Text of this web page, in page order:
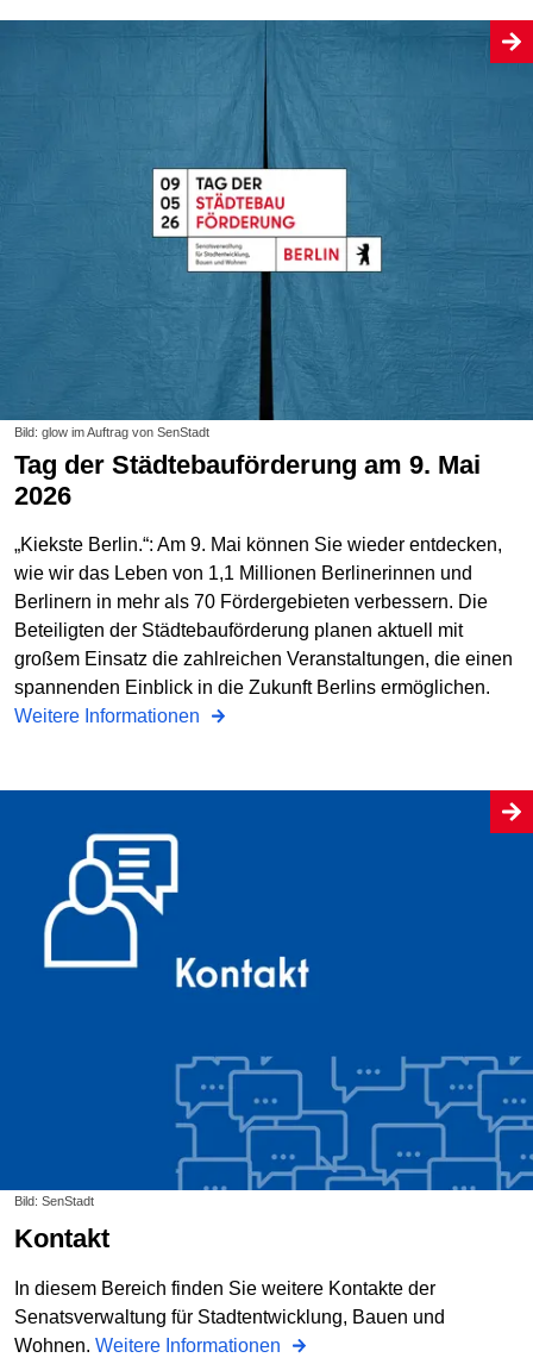
Bild: glow im Auftrag von SenStadt
Tag der Städtebauförderung am 9. Mai
2026
„Kiekste Berlin.“: Am 9. Mai können Sie wieder entdecken,
wie wir das Leben von 1,1 Millionen Berlinerinnen und
Berlinern in mehr als 70 Fördergebieten verbessern. Die
Beteiligten der Städtebauförderung planen aktuell mit
großem Einsatz die zahlreichen Veranstaltungen, die einen
spannenden Einblick in die Zukunft Berlins ermöglichen.
Weitere Informationen
Bild: SenStadt
Kontakt
In diesem Bereich finden Sie weitere Kontakte der
Senatsverwaltung für Stadtentwicklung, Bauen und
Wohnen. Weitere Informationen